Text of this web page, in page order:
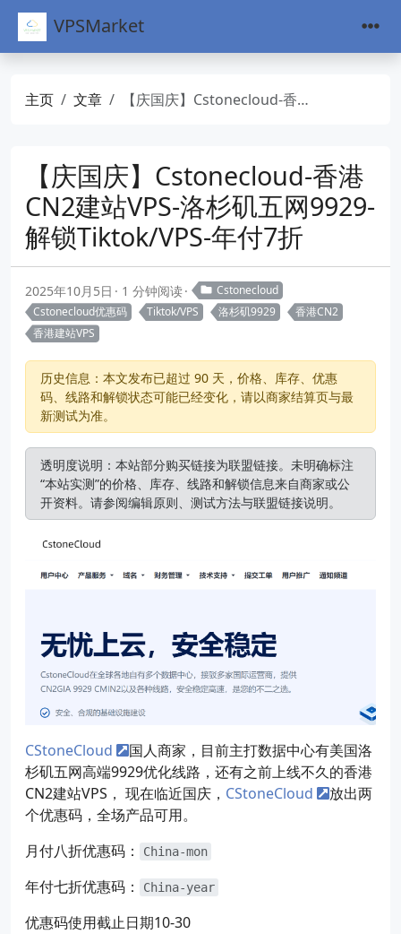
VPSMarket
主页 文章 【庆国庆】Cstonecloud-香港CN2建站VPS-洛杉矶五网9929-解锁Tiktok/VPS-年付7折
【庆国庆】Cstonecloud-香港
CN2建站VPS-洛杉矶五网9929-
解锁Tiktok/VPS-年付7折
2025年10月5日 1 分钟阅读
Cstonecloud
Cstonecloud优惠码
Tiktok/VPS 洛杉矶9929
香港CN2
香港建站VPS
历史信息：本文发布已超过 90 天，价格、库存、优惠
码、线路和解锁状态可能已经变化，请以商家结算页与最
新测试为准。
透明度说明：本站部分购买链接为联盟链接。未明确标注
“本站实测”的价格、库存、线路和解锁信息来自商家或公
开资料。请参阅编辑原则、 测试方法与联盟链接说明。
CStoneCloud
国人商家，目前主打数据中心有美国洛
杉矶五网高端9929优化线路，还有之前上线不久的香港
CN2建站VPS， 现在临近国庆， CStoneCloud
放出两
个优惠码，全场产品可用。
月付八折优惠码：
China-mon
年付七折优惠码： China-year
优惠码使用截止日期10-30